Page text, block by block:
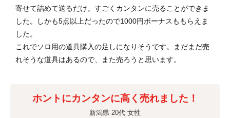
寄せて詰めて送るだけ。すごくカンタンに売ることができま
した。しかも5点以上だったので1000円ボーナスももらえま
した。
これでソロ用の道具購入の足しになりそうです。まだまだ売
れそうな道具はあるので、また売ろうと思います。
ホントにカンタンに高く売れました！
新潟県 20代 女性